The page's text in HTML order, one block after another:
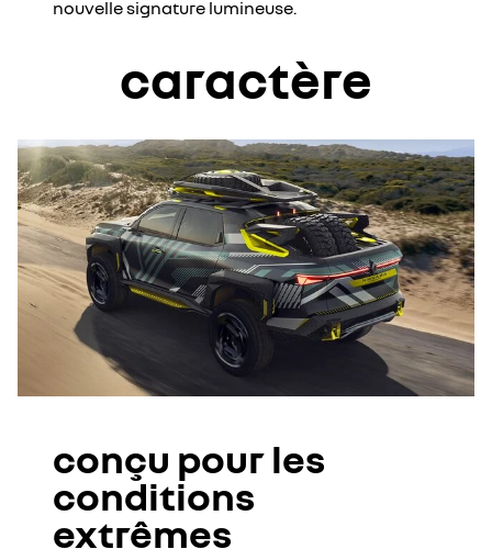
nouvelle signature lumineuse.
caractère
conçu pour les
conditions
extrêmes